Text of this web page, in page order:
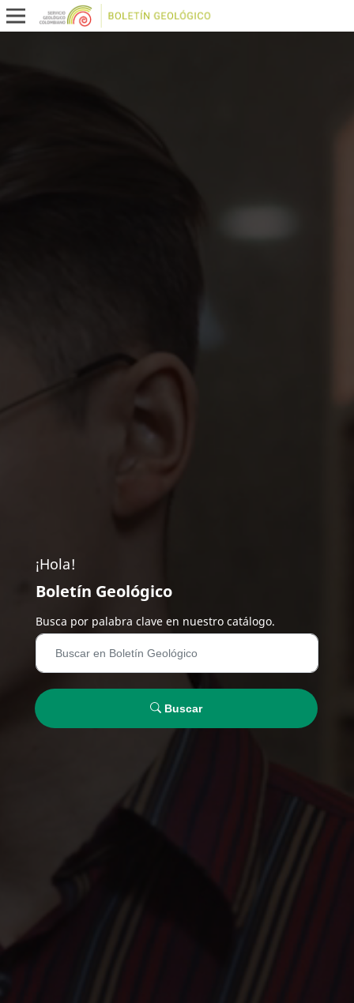
¡Hola!
Boletín Geológico
Busca por palabra clave en nuestro catálogo.
Buscar